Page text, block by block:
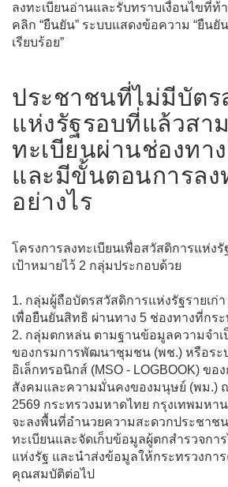
ลงทะเบียนอ่านและรับทราบเงื่อนไขที่
คลิก “ยืนยัน” ระบบแสดงข้อความ “ยืนยั
เรียบร้อย”
ประชาชนที่ไม่มีบัตร
แห่งรัฐรอบที่แล้วสา
ทะเบียนผ่านช่องทา
และมีขั้นตอนการลง
อย่างไร
โครงการลงทะเบียนเพื่อสวัสดิการแห่ง
เป้าหมายไว้ 2 กลุ่มประกอบด้วย
1. กลุ่มผู้ถือบัตรสวัสดิการแห่งรัฐรายเก่
เพื่อยืนยันสิทธิ ผ่านทาง 5 ช่องทางที่กร
2. กลุ่มตกหล่น ตามฐานข้อมูลความจำเ
ของกรมการพัฒนาชุมชน (พช.) หรือระ
อิเล็กทรอนิกส์ (MSO - LOGBOOK) ข
สังคมและความมั่นคงของมนุษย์ (พม.)
2569 กระทรวงมหาดไทย กรุงเทพมหา
จะลงพื้นที่อำนวยความสะดวกประชาชน
ทะเบียนและจัดเก็บข้อมูลผู้ตกสำรวจกา
แห่งรัฐ และนำส่งข้อมูลให้กระทรวงกา
คุณสมบัติต่อไป